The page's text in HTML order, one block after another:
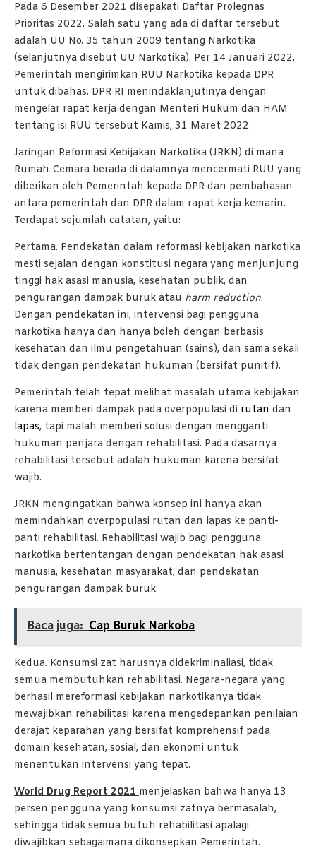
Pada 6 Desember 2021 disepakati Daftar Prolegnas
Prioritas 2022. Salah satu yang ada di daftar tersebut
adalah UU No. 35 tahun 2009 tentang Narkotika
(selanjutnya disebut UU Narkotika). Per 14 Januari 2022,
Pemerintah mengirimkan RUU Narkotika kepada DPR
untuk dibahas. DPR RI menindaklanjutinya dengan
mengelar rapat kerja dengan Menteri Hukum dan HAM
tentang isi RUU tersebut Kamis, 31 Maret 2022.
Jaringan Reformasi Kebijakan Narkotika (JRKN) di mana
Rumah Cemara berada di dalamnya mencermati RUU yang
diberikan oleh Pemerintah kepada DPR dan pembahasan
antara pemerintah dan DPR dalam rapat kerja kemarin.
Terdapat sejumlah catatan, yaitu:
Pertama. Pendekatan dalam reformasi kebijakan narkotika
mesti sejalan dengan konstitusi negara yang menjunjung
tinggi hak asasi manusia, kesehatan publik, dan
pengurangan dampak buruk atau harm reduction.
Dengan pendekatan ini, intervensi bagi pengguna
narkotika hanya dan hanya boleh dengan berbasis
kesehatan dan ilmu pengetahuan (sains), dan sama sekali
tidak dengan pendekatan hukuman (bersifat punitif).
Pemerintah telah tepat melihat masalah utama kebijakan
karena memberi dampak pada overpopulasi di rutan dan
lapas, tapi malah memberi solusi dengan mengganti
hukuman penjara dengan rehabilitasi. Pada dasarnya
rehabilitasi tersebut adalah hukuman karena bersifat
wajib.
JRKN mengingatkan bahwa konsep ini hanya akan
memindahkan overpopulasi rutan dan lapas ke panti-
panti rehabilitasi. Rehabilitasi wajib bagi pengguna
narkotika bertentangan dengan pendekatan hak asasi
manusia, kesehatan masyarakat, dan pendekatan
pengurangan dampak buruk.
Baca juga: Cap Buruk Narkoba
Kedua. Konsumsi zat harusnya didekriminaliasi, tidak
semua membutuhkan rehabilitasi. Negara-negara yang
berhasil mereformasi kebijakan narkotikanya tidak
mewajibkan rehabilitasi karena mengedepankan penilaian
derajat keparahan yang bersifat komprehensif pada
domain kesehatan, sosial, dan ekonomi untuk
menentukan intervensi yang tepat.
World Drug Report 2021menjelaskan bahwa hanya 13
persen pengguna yang konsumsi zatnya bermasalah,
sehingga tidak semua butuh rehabilitasi apalagi
diwajibkan sebagaimana dikonsepkan Pemerintah.